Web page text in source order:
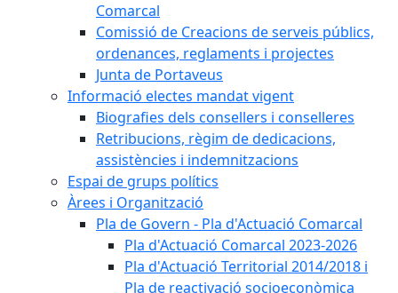
Comarcal
Comissió de Creacions de serveis públics,
ordenances, reglaments i projectes
Junta de Portaveus
Informació electes mandat vigent
Biografies dels consellers i conselleres
Retribucions, règim de dedicacions,
assistències i indemnitzacions
Espai de grups polítics
Àrees i Organització
Pla de Govern - Pla d'Actuació Comarcal
Pla d'Actuació Comarcal 2023-2026
Pla d'Actuació Territorial 2014/2018 i
Pla de reactivació socioeconòmica